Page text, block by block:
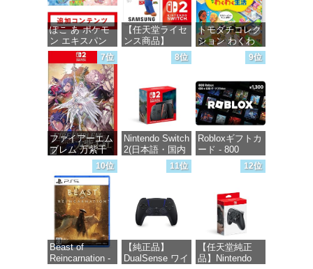
ぽこ あ ポケモ
ン エキスパン
ションパス|オン
ラインコード版
価格：¥4,400
【任天堂ライセ
ンス商品】
256GB for
Nintendo Switch
2(サムスン マイ
クロSDエクス
プレスカード
256GB)
【Amazon.co.jp
Nintendo S
価格：¥9,400
トモダチコレク
ション わくわ
く生活 -Switch
7位
ファイアーエム
ブレム 万紫千
紅 -Switch2
価格：¥8,979
8位
Nintendo Switch
2(日本語・国内
9位
Robloxギフトカ
ード - 800
Robux 【限定バ
ーチャルアイテ
【オンラインゲ
ームコード】
ロブロックス |
オンラインコー
ド版
価格：¥1,300
10位
Beast of
Reincarnation -
11位
【純正品】
DualSense ワイ
12位
【任天堂純正
品】Nintendo